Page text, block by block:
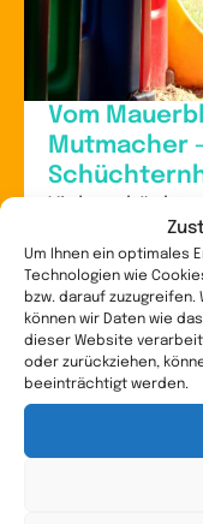
Um Ihnen ein optimales
Technologien wie
bzw. darauf zuzugreifen.
können wir Daten wie
dieser Website
oder zurückziehen,
beeinträchtigt werden.
Vom
Mutmacher
schweren
glauben tief im
nicht gut
den anderen.
WEITERLESEN